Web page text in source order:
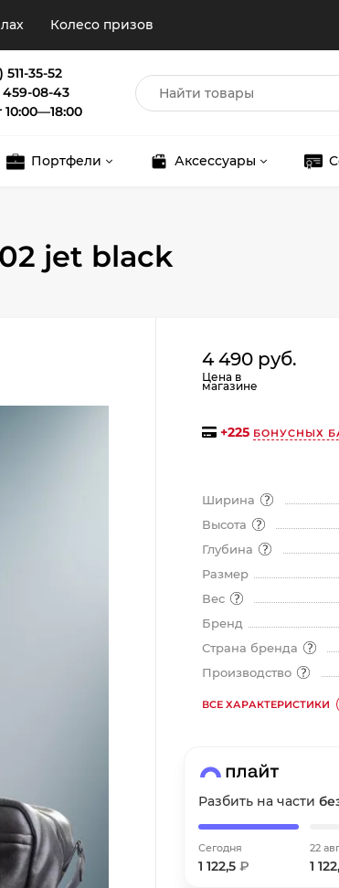
Колесо призов
35-52
459-08-43
Портфели Аксессуары
jet black
4 490 руб.
Цена в
магазине
+225 БОНУСНЫХ
Ширина
Высота
Глубина
Размер
Вес
Бренд
Страна бренда
Производство
ВСЕ ХАРАКТЕРИСТИКИ
Разбить на части
Сегодня
1 122,5₽
22
1
оплату
сегодня только
любого банка
товарвыбранный способом